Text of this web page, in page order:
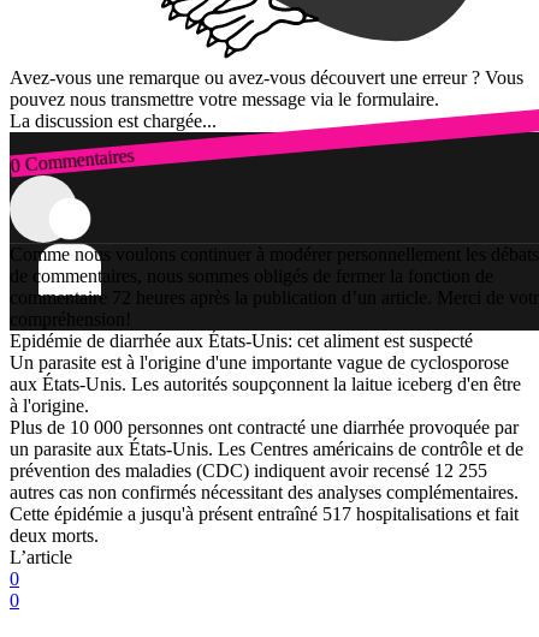
Avez-vous une remarque ou avez-vous découvert une erreur ? Vous
pouvez nous transmettre votre message via le formulaire.
La discussion est chargée...
0 Commentaires
Connexion
Comme nous voulons continuer à modérer personnellement les débats
de commentaires, nous sommes obligés de fermer la fonction de
commentaire 72 heures après la publication d’un article. Merci de
compréhension!
Epidémie de diarrhée aux États-Unis: cet aliment est suspecté
Un parasite est à l'origine d'une importante vague de cyclosporose
aux États-Unis. Les autorités soupçonnent la laitue iceberg d'en être
à l'origine.
Plus de 10 000 personnes ont contracté une diarrhée provoquée par
un parasite aux États-Unis. Les Centres américains de contrôle et de
prévention des maladies (CDC) indiquent avoir recensé 12 255
autres cas non confirmés nécessitant des analyses complémentaires.
Cette épidémie a jusqu'à présent entraîné 517 hospitalisations et fait
deux morts.
L’article
0
0